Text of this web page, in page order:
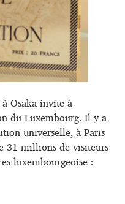
Osaka invite à
du Luxembourg. Il y a
universelle, à Paris
31 millions de visiteurs
luxembourgeoise :